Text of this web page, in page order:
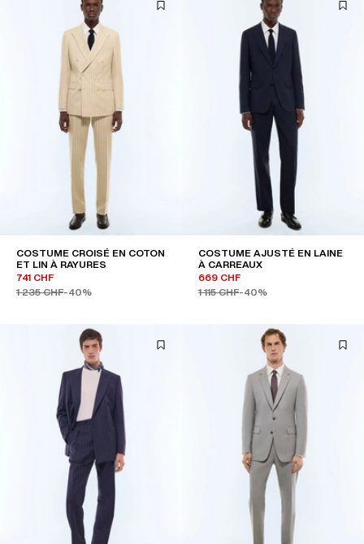
COSTUME CROISÉ EN COTON
ET LIN À RAYURES
741 CHF
1 235 CHF-40%
COSTUME AJUSTÉ EN LAINE
À CARREAUX
669 CHF
1 115 CHF-40%